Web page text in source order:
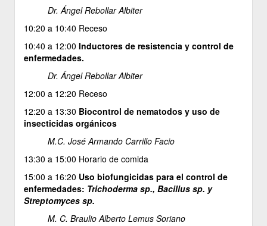
Dr. Ángel Rebollar Albiter
10:20 a 10:40 Receso
10:40 a 12:00 Inductores de resistencia y control de
enfermedades.
Dr. Ángel Rebollar Albiter
12:00 a 12:20 Receso
12:20 a 13:30 Biocontrol de nematodos y uso de
insecticidas orgánicos
M.C. José Armando Carrillo Facio
13:30 a 15:00 Horario de comida
15:00 a 16:20 Uso biofungicidas para el control de
enfermedades: Trichoderma sp., Bacillus sp. y
Streptomyces sp.
M. C. Braulio Alberto Lemus Soriano